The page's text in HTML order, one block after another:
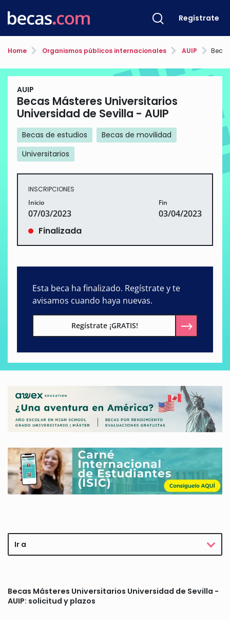
Regístrate
Home Organismos públicos internacionales AUIP Becas
AUIP
Becas Másteres Universitarios
Universidad de Sevilla - AUIP
Becas de estudios
Becas de movilidad
Universitarios
INSCRIPCIONES
Inicio
07/03/2023
Fin
03/04/2023
Finalizada
Esta beca ha finalizado. Regístrate y te
avisamos cuando haya nuevas.
Regístrate ¡GRATIS!
Ir a
Becas Másteres Universitarios Universidad de Sevilla -
AUIP: solicitud y plazos